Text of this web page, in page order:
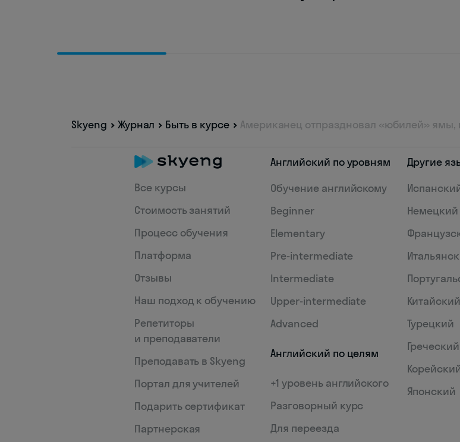
Skyeng Журнал Быть в курсе Американец отпраздновал «юбилей» ямы,
Все курсы
Стоимость занятий
Процесс обучения
Платформа
Отзывы
Наш подход к обучению
Репетиторы
и преподаватели
Преподавать в Skyeng
Портал для учителей
Подарить сертификат
Партнерская
Английский по уровням
Обучение английскому
Beginner
Elementary
Pre-intermediate
Intermediate
Upper-intermediate
Advanced
Английский по целям
+1 уровень английского
Разговорный курс
Для переезда
Другие
Немецкий
Китайский
Турецкий
Греческий
Японский